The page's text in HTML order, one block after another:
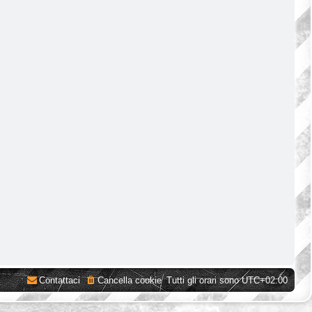
Tutti gli orari sonoUTC+02:00
Cancella cookie
Contattaci